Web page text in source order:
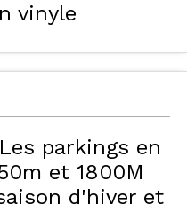
vinyle
Les parkings en
et 1800M
d'hiver et